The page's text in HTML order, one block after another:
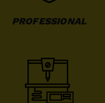
PROFESSIONAL